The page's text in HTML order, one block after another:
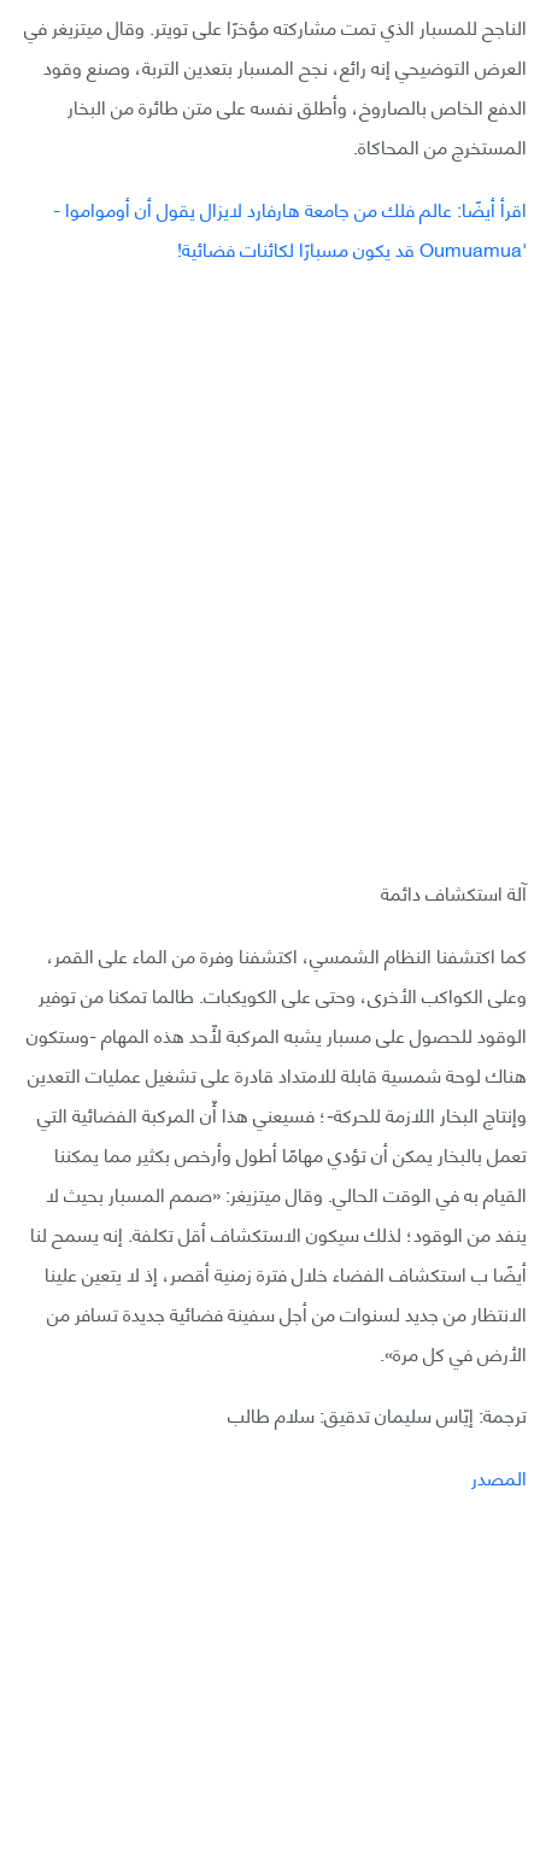
الناجح للمسبار الذي تمت مشاركته مؤخرًا على تويتر. وقال ميتزيغر في
العرض التوضيحي إنه رائع، نجح المسبار بتعدين التربة، وصنع وقود
الدفع الخاص بالصاروخ، وأطلق نفسه على متن طائرة من البخار
المستخرج من المحاكاة.
اقرأ أيضًا: عالم فلك من جامعة هارفارد لايزال يقول أن أومواموا -
'Oumuamua قد يكون مسبارًا لكائنات فضائية!
آلة استكشاف دائمة
كما اكتشفنا النظام الشمسي، اكتشفنا وفرة من الماء على القمر،
وعلى الكواكب الأخرى، وحتى على الكويكبات. طالما تمكنا من توفير
الوقود للحصول على مسبار يشبه المركبة لأّحد هذه المهام -وستكون
هناك لوحة شمسية قابلة للامتداد قادرة على تشغيل عمليات التعدين
وإنتاج البخار اللازمة للحركة-؛ فسيعني هذا أّن المركبة الفضائية التي
تعمل بالبخار يمكن أن تؤدي مهامًا أطول وأرخص بكثير مما يمكننا
القيام به في الوقت الحالي. وقال ميتزيغر: «صمم المسبار بحيث لا
ينفد من الوقود؛ لذلك سيكون الاستكشاف أقل تكلفة. إنه يسمح لنا
أيضًا ب استكشاف الفضاء خلال فترة زمنية أقصر، إذ لا يتعين علينا
الانتظار من جديد لسنوات من أجل سفينة فضائية جديدة تسافر من
الأرض في كل مرة».
ترجمة: إيّاس سليمان تدقيق: سلام طالب
المصدر